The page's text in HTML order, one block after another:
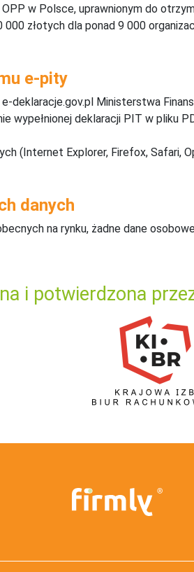
w Polsce, uprawnionym do
złotych dla ponad 9 000
e-pity
deklaracje.gov.pl Ministerstwa
wypełnionej deklaracji PIT w pliku
(Internet Explorer, Firefox, Safari,
danych
na rynku, żadne dane
i potwierdzona